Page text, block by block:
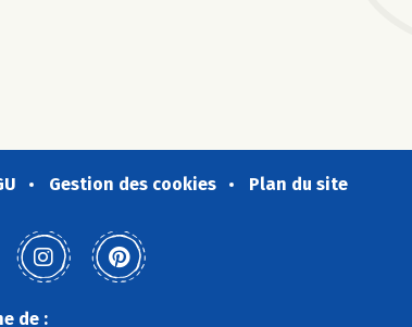
Gestion des cookies Plan du site
de :